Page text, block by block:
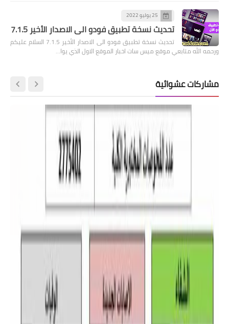
25 يوليو 2022
تحديث نسخة تطبيق فودو الى الاصدار الأخير 7.1.5
تحديث نسخة تطبيق فودو الى الاصدار الأخير 7.1.5 السلام عليكم
ورحمه الله متابعي موقع ميس سات اخبار الموقع الاول الذي يوا…
مشاركات عشوائية